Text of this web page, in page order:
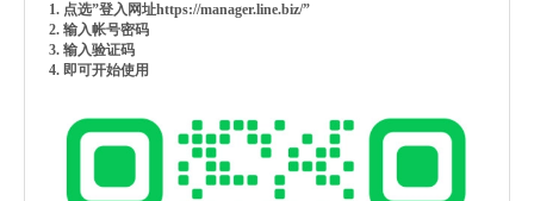
1. 点选”登入网址https://manager.line.biz/”
2. 输入帐号密码
3. 输入验证码
4. 即可开始使用